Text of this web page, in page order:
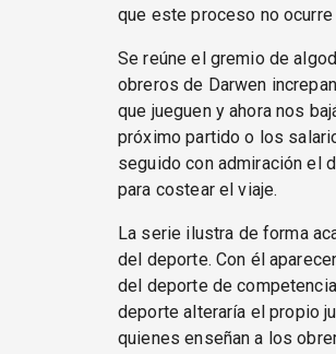
que este proceso no
Se reúne el gremio de
obreros de Darwen
que jueguen y ahora nos
próximo partido o los
seguido con admiración el
para costear el viaje.
La serie ilustra de forma
del deporte. Con él
del deporte de
deporte alteraría el propio
quienes enseñan a los